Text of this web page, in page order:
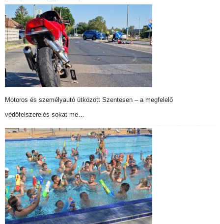
Motoros és személyautó ütközött Szentesen – a megfelelő
védőfelszerelés sokat me…